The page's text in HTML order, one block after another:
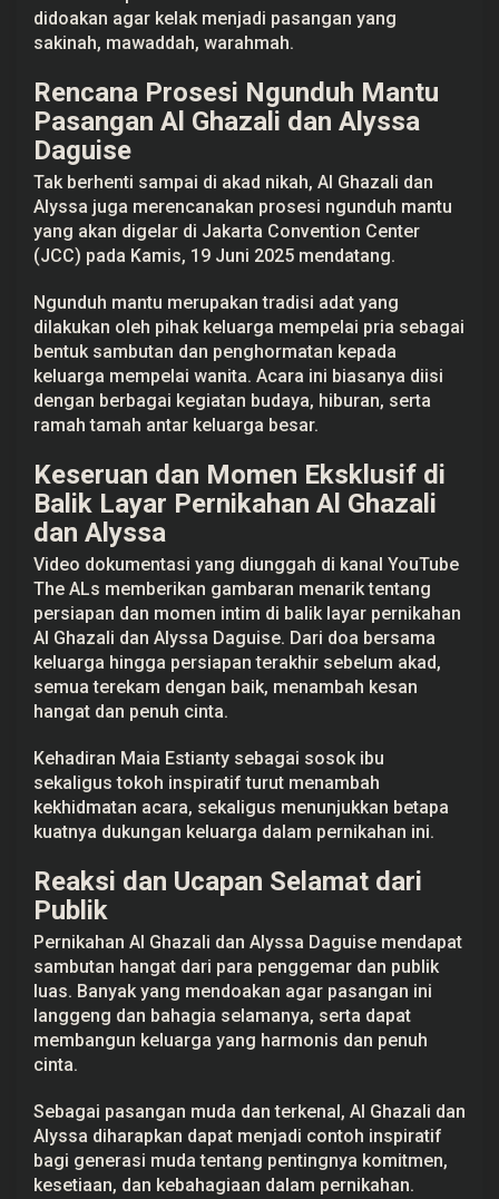
didoakan agar kelak menjadi pasangan yang
sakinah, mawaddah, warahmah.
Rencana Prosesi Ngunduh Mantu
Pasangan Al Ghazali dan Alyssa
Daguise
Tak berhenti sampai di akad nikah, Al Ghazali dan
Alyssa juga merencanakan prosesi ngunduh mantu
yang akan digelar di Jakarta Convention Center
(JCC) pada Kamis, 19 Juni 2025 mendatang.
Ngunduh mantu merupakan tradisi adat yang
dilakukan oleh pihak keluarga mempelai pria sebagai
bentuk sambutan dan penghormatan kepada
keluarga mempelai wanita. Acara ini biasanya diisi
dengan berbagai kegiatan budaya, hiburan, serta
ramah tamah antar keluarga besar.
Keseruan dan Momen Eksklusif di
Balik Layar Pernikahan Al Ghazali
dan Alyssa
Video dokumentasi yang diunggah di kanal YouTube
The ALs memberikan gambaran menarik tentang
persiapan dan momen intim di balik layar pernikahan
Al Ghazali dan Alyssa Daguise. Dari doa bersama
keluarga hingga persiapan terakhir sebelum akad,
semua terekam dengan baik, menambah kesan
hangat dan penuh cinta.
Kehadiran Maia Estianty sebagai sosok ibu
sekaligus tokoh inspiratif turut menambah
kekhidmatan acara, sekaligus menunjukkan betapa
kuatnya dukungan keluarga dalam pernikahan ini.
Reaksi dan Ucapan Selamat dari
Publik
Pernikahan Al Ghazali dan Alyssa Daguise mendapat
sambutan hangat dari para penggemar dan publik
luas. Banyak yang mendoakan agar pasangan ini
langgeng dan bahagia selamanya, serta dapat
membangun keluarga yang harmonis dan penuh
cinta.
Sebagai pasangan muda dan terkenal, Al Ghazali dan
Alyssa diharapkan dapat menjadi contoh inspiratif
bagi generasi muda tentang pentingnya komitmen,
kesetiaan, dan kebahagiaan dalam pernikahan.